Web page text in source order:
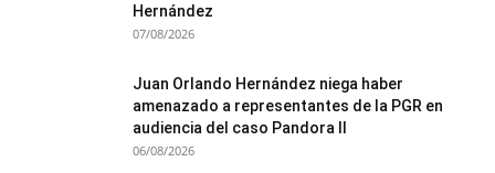
Hernández
07/08/2026
Juan Orlando Hernández niega haber
amenazado a representantes de la PGR en
audiencia del caso Pandora II
06/08/2026